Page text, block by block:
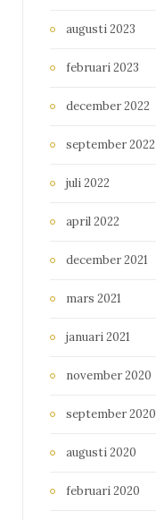
augusti 2023
februari 2023
december 2022
september 2022
juli 2022
april 2022
december 2021
mars 2021
januari 2021
november 2020
september 2020
augusti 2020
februari 2020